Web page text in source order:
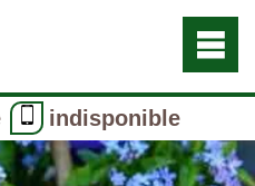
indisponible